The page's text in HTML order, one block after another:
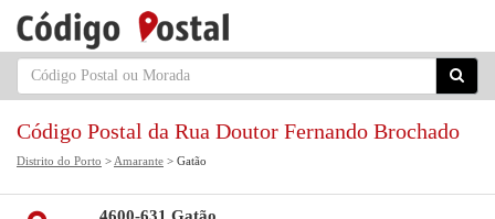
Código Postal da Rua Doutor Fernando Brochado
Distrito do Porto > Amarante > Gatão